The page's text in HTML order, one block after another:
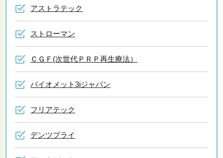
アストラテック
ストローマン
ＣＧＦ(次世代ＰＲＰ再生療法）
バイオメット3iジャパン
フリアテック
デンツプライ